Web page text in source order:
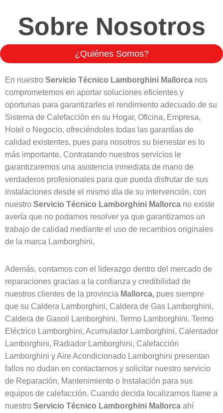
Sobre Nosotros
¿Quiénes Somos?
En nuestro Servicio Técnico Lamborghini Mallorca nos
comprometemos en aportar soluciones eficientes y
oportunas para garantizarles el rendimiento adecuado de su
Sistema de Calefacción en su Hogar, Oficina, Empresa,
Hotel o Negocio, ofreciéndoles todas las garantías de
calidad existentes, pues para nosotros su bienestar es lo
más importante. Contratando nuestros servicios le
garantizaremos una asistencia inmediata de mano de
verdaderos profesionales para que pueda disfrutar de sus
instalaciones desde el mismo día de su intervención, con
nuestro Servicio Técnico Lamborghini Mallorca no existe
avería que no podamos resolver ya que garantizamos un
trabajo de calidad mediante el uso de recambios originales
de la marca Lamborghini.
Además, contamos con el liderazgo dentro del mercado de
reparaciones gracias a la confianza y credibilidad de
nuestros clientes de la provincia Mallorca, pues siempre
que su Caldera Lamborghini, Caldera de Gas Lamborghini,
Caldera de Gasoil Lamborghini, Termo Lamborghini, Termo
Eléctrico Lamborghini, Acumulador Lamborghini, Calentador
Lamborghini, Radiador Lamborghini, Calefacción
Lamborghini y Aire Acondicionado Lamborghini presentan
fallos no dudan en contactarnos y solicitar nuestro servicio
de Reparación, Mantenimiento o Instalación para sus
equipos de calefacción. Cuando decida localizarnos llame a
nuestro Servicio Técnico Lamborghini Mallorca ahí